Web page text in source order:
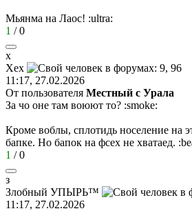
Мьянма на Лаос! :ultra:
1 /0
х
Хех
11:17, 27.02.2026
От пользователя Местный с Урала
За чо оне там воюют то? :smoke:
Кроме воблы, сплотидь носеление на
бапке. Но бапок на фсех не хватаед.
1 /0
з
Злобный УПЫРЬ™
11:17, 27.02.2026